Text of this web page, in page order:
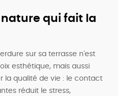
nature qui fait la
sur sa terrasse n'est
esthétique, mais aussi
la qualité de vie : le contact
réduit le stress,